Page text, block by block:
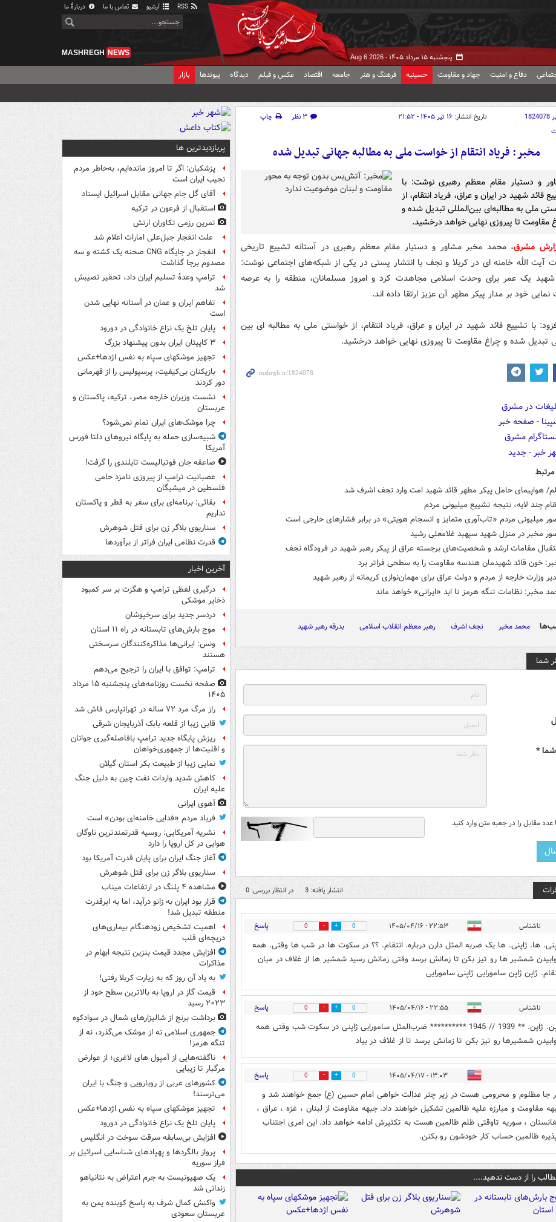
آرشیو تماس با ما دربارهٔ ما
پنجشنبه ۱۵ مرداد ۱۴۰۵ - Aug 6 2026
MASHREGH NEWS
دفاع و امنیت جهاد و مقاومت حسینیه فرهنگ و هنر جامعه اقتصاد عکس و فیلم دیدگاه پیوندها بازار
1824078 تاریخ انتشار: ۱۶ تیر ۱۴۰۵ - ۲۱:۵۲ ۳ نظر
چاپ
مخبر: فریاد انتقام از خواست ملی به مطالبه جهانی تبدیل شده
و دستیار مقام معظم رهبری نوشت: با
قائد شهید در ایران و عراق، فریاد انتقام، از
ملی به مطالبه‌ای بین‌المللی تبدیل شده و
مقاومت تا پیروزی نهایی خواهد درخشید.
مشرق، محمد مخبر مشاور و دستیار مقام معظم رهبری در آستانه تشییع تاریخی
آیت الله خامنه ای در کربلا و نجف با انتشار پستی در یکی از شبکه‌های اجتماعی نوشت:
شهید یک عمر برای وحدت اسلامی مجاهدت کرد و امروز مسلمانان، منطقه را به عرصه
خود بر مدار پیکر مطهر آن عزیز ارتقا داده اند.
با تشییع قائد شهید در ایران و عراق، فریاد انتقام، از خواستی ملی به مطالبه ای بین
تبدیل شده و چراغ مقاومت تا پیروزی نهایی خواهد درخشید.
مرتبط
هواپیمای حامل پیکر مطهر قائد شهید امت وارد نجف اشرف شد
چند لایه، نتیجه تشییع میلیونی مردم
میلیونی مردم «تاب‌آوری متمایز و انسجام هویتی» در برابر فشارهای خارجی است
مخبر در منزل شهید سپهبد غلامعلی رشید
مقامات ارشد و شخصیت‌های برجسته عراق از پیکر رهبر شهید در فرودگاه نجف
خون قائد شهیدمان هندسه مقاومت را به سطحی فراتر برد
وزارت خارجه از مردم و دولت عراق برای مهمان‌نوازی کریمانه از رهبر شهید
مخبر: نظامات تنگه هرمز تا ابد «ایرانی» خواهد ماند
محمد مخبر نجف اشرف رهبر معظم انقلاب اسلامی بدرقه رهبر شهید
شما
*
عدد مقابل را در جعبه متن وارد کنید
انتشار یافته: 3 در انتظار بررسی: 0
ناشناس ۲۲:۵۳ - ۱۴۰۵/۰۴/۱۶ 0
0 پاسخ
ها. ژاپنی. ها یک ضربه المثل دارن درباره. انتقام. ؟؟ در سکوت ها در شب ها وقتی. همه
شمشیر ها رو تیز بکن تا زمانش برسد وقتی زمانش رسید شمشیر ها از غلاف در میان
ژاپن ژاپن سامورایی ژاپنی سامورایی
ناشناس ۲۲:۵۵ - ۱۴۰۵/۰۴/۱۶ 0
0 پاسخ
ژاپن. ژاپن. ** 1939 // 1945 ********** ضرب‌المثل سامورایی ژاپنی در سکوت شب وقتی همه
شمشیرها رو تیز بکن تا زمانش برسد تا از غلاف در بیاد
۱۳:۰۳ - ۱۴۰۵/۰۴/۱۷ 0
0 پاسخ
جا مظلوم و محرومی هست در زیر چتر عدالت خواهی امام حسین (ع) جمع خواهند شد و
مقاومت و مبارزه علیه ظالمین تشکیل خواهند داد. جبهه مقاومت از لبنان ، غزه ، عراق ،
، سوریه تاوقتی ظلم ظالمین هست به تکثیرش ادامه خواهد داد. این امری اجتناب
ظالمین حساب کار خودشون رو بکنن.
را از دست ندهید....
پربازدیدترین ها
پزشکیان: اگر تا امروز مانده‌ایم، به‌خاطر مردم
نجیب ایران است
آقای گل جام جهانی مقابل اسرائیل ایستاد
استقبال از فرعون در ترکیه
تمرین رزمی تکاوران ارتش
علت انفجار جبل‌علی امارات اعلام شد
انفجار در جایگاه CNG صحنه یک کشته و سه
مصدوم برجا گذاشت
ترامپ وعدۀ تسلیم ایران داد، تحقیر نصیبش
شد
تفاهم ایران و عمان در آستانه نهایی شدن
است
پایان تلخ یک نزاع خانوادگی در دورود
۳ کاپیتان ایران بدون پیشنهاد بزرگ
تجهیز موشکهای سپاه به نفس اژدها+عکس
بازیکنان بی‌کیفیت، پرسپولیس را از قهرمانی
دور کردند
نشست وزیران خارجه مصر، ترکیه، پاکستان و
عربستان
چرا موشک‌های ایران تمام نمی‌شود؟
شبیه‌سازی حمله به پایگاه نیروهای دلتا فورس
آمریکا
صاعقه جان فوتبالیست تایلندی را گرفت!
عصبانیت ترامپ از پیروزی نامزد حامی
فلسطین در میشیگان
بقائی: برنامه‌ای برای سفر به قطر و پاکستان
نداریم
سناریوی بلاگر زن برای قتل شوهرش
قدرت نظامی ایران فراتر از برآوردها
آخرین اخبار
درگیری لفظی ترامپ و هگزث بر سر کمبود
ذخایر موشکی
دردسر جدید برای سرخپوشان
موج بارش‌های تابستانه در راه ۱۱ استان
ونس: ایرانی‌ها مذاکره‌کنندگان سرسختی
هستند
ترامپ: توافق با ایران را ترجیح می‌دهم
صفحه نخست روزنامه‌های پنجشنبه ۱۵ مرداد
۱۴۰۵
راز مرگ مرد ۷۲ ساله در تهرانپارس فاش شد
قابی زیبا از قلعه بابک آذربایجان شرقی
ریزش پایگاه جدید ترامپ بافاصله‌گیری جوانان
و اقلیت‌ها از جمهوری‌خواهان
نمایی زیبا از طبیعت بکر استان گیلان
کاهش شدید واردات نفت چین به دلیل جنگ
علیه ایران
آهوی ایرانی
فریاد مردم «فدایی خامنه‌ای بودن» است
نشریه آمریکایی: روسیه قدرتمندترین ناوگان
هوایی در کل اروپا را دارد
آغاز جنگ ایران برای پایان قدرت آمریکا بود
سناریوی بلاگر زن برای قتل شوهرش
مشاهده ۴ پلنگ در ارتفاعات میناب
قرار بود ایران به زانو درآید، اما به ابرقدرت
منطقه تبدیل شد!
اهمیت تشخیص زودهنگام بیماری‌های
دریچه‌ای قلب
افزایش مجدد قیمت بنزین نتیجه ابهام در
مذاکرات
به یاد آن روز که به زیارت کربلا رفتی!
قیمت گاز در اروپا به بالاترین سطح خود از
۲۰۲۳ رسید
برداشت برنج از شالیزارهای شمال در سوادکوه
جمهوری اسلامی نه از موشک می‌گذرد، نه از
تنگه هرمز!
ناگفته‌هایی از آمپول های لاغری؛ از عوارض
مرگبار تا زیبایی
کشورهای عربی از رویارویی و جنگ با ایران
می‌ترسند!
تجهیز موشکهای سپاه به نفس اژدها+عکس
پایان تلخ یک نزاع خانوادگی در دورود
افزایش بی‌سابقه سرقت سوخت در انگلیس
پرواز بالگردها و پهپادهای شناسایی اسرائیل بر
فراز سوریه
یک صهیونیست به جرم اعتراض به نتانیاهو
زندانی شد
واکنش کمال شرف به پاسخ کوبنده یمن به
عربستان سعودی